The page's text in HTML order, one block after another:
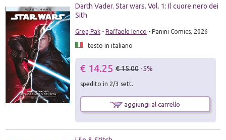
Darth Vader. Star wars. Vol. 1: Il cuore nero dei
Sith
Greg Pak- Raffaele Ienco - Panini Comics, 2026
testo in italiano
€ 14.25 € 15.00 -5%
spedito in 2/3 sett.
aggiungi al carrello